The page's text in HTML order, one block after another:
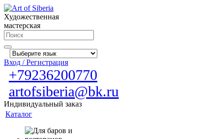
Художественная
мастерская
Вход / Регистрация
+79236200770
artofsiberia@bk.ru
Индивидуальный заказ
Каталог